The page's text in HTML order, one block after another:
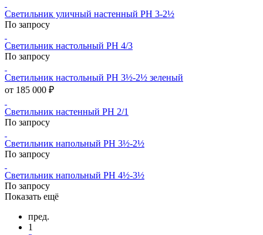
Светильник уличный настенный PH 3-2½
По запросу
Светильник настольный PH 4/3
По запросу
Светильник настольный PH 3½-2½ зеленый
от 185 000 ₽
Светильник настенный PH 2/1
По запросу
Светильник напольный PH 3½-2½
По запросу
Светильник напольный PH 4½-3½
По запросу
Показать ещё
пред.
1